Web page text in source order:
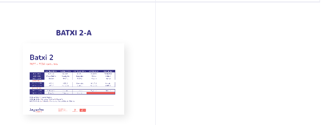
BATXI 2-A